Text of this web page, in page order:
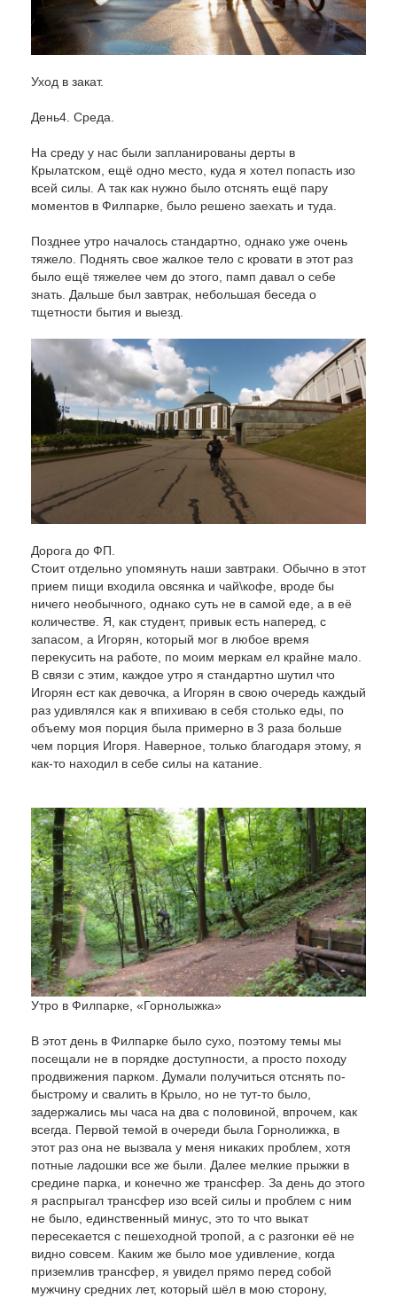
Уход в закат.
День4. Среда.
На среду у нас были запланированы дерты в
Крылатском, ещё одно место, куда я хотел попасть изо
всей силы. А так как нужно было отснять ещё пару
моментов в Филпарке, было решено заехать и туда.
Позднее утро началось стандартно, однако уже очень
тяжело. Поднять свое жалкое тело с кровати в этот раз
было ещё тяжелее чем до этого, памп давал о себе
знать. Дальше был завтрак, небольшая беседа о
тщетности бытия и выезд.
Дорога до ФП.
Стоит отдельно упомянуть наши завтраки. Обычно в этот
прием пищи входила овсянка и чай\кофе, вроде бы
ничего необычного, однако суть не в самой еде, а в её
количестве. Я, как студент, привык есть наперед, с
запасом, а Игорян, который мог в любое время
перекусить на работе, по моим меркам ел крайне мало.
В связи с этим, каждое утро я стандартно шутил что
Игорян ест как девочка, а Игорян в свою очередь каждый
раз удивлялся как я впихиваю в себя столько еды, по
объему моя порция была примерно в 3 раза больше
чем порция Игоря. Наверное, только благодаря этому, я
как-то находил в себе силы на катание.
Утро в Филпарке, «Горнолыжка»
В этот день в Филпарке было сухо, поэтому темы мы
посещали не в порядке доступности, а просто походу
продвижения парком. Думали получиться отснять по-
быстрому и свалить в Крыло, но не тут-то было,
задержались мы часа на два с половиной, впрочем, как
всегда. Первой темой в очереди была Горнолижка, в
этот раз она не вызвала у меня никаких проблем, хотя
потные ладошки все же были. Далее мелкие прыжки в
средине парка, и конечно же трансфер. За день до этого
я распрыгал трансфер изо всей силы и проблем с ним
не было, единственный минус, это то что выкат
пересекается с пешеходной тропой, а с разгонки её не
видно совсем. Каким же было мое удивление, когда
приземлив трансфер, я увидел прямо перед собой
мужчину средних лет, который шёл в мою сторону,